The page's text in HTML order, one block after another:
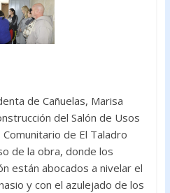
de Cañuelas, Marisa
del Salón de Usos
de El Taladro
de la obra, donde los
están abocados a nivelar el
y con el azulejado de los